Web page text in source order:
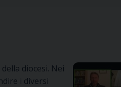
diocesi. Nei
i diversi